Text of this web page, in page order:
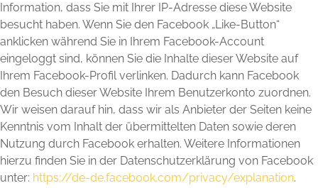
Information, dass Sie mit Ihrer IP-Adresse diese Website
besucht haben. Wenn Sie den Facebook „Like-Button“
anklicken während Sie in Ihrem Facebook-Account
eingeloggt sind, können Sie die Inhalte dieser Website auf
Ihrem Facebook-Profil verlinken. Dadurch kann Facebook
den Besuch dieser Website Ihrem Benutzerkonto zuordnen.
Wir weisen darauf hin, dass wir als Anbieter der Seiten keine
Kenntnis vom Inhalt der übermittelten Daten sowie deren
Nutzung durch Facebook erhalten. Weitere Informationen
hierzu finden Sie in der Datenschutzerklärung von Facebook
unter: https://de-de.facebook.com/privacy/explanation.